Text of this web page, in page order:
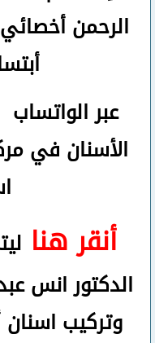
الرحمنأخصائي
عبر الواتساب
الأسنان في
أنقر هنا
الدكتور انس
وتركيب اسنان